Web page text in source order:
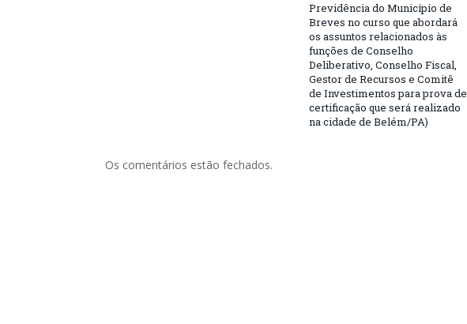
Previdência do Município de
Breves no curso que abordará
os assuntos relacionados às
funções de Conselho
Deliberativo, Conselho Fiscal,
Gestor de Recursos e Comitê
de Investimentos para prova de
certificação que será realizado
na cidade de Belém/PA)
Os comentários estão fechados.